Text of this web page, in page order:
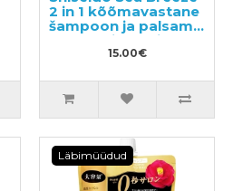
2 in 1 kõõmavastane
šampoon ja palsam
mentooliga, täide
15.00€
Läbimüüdud